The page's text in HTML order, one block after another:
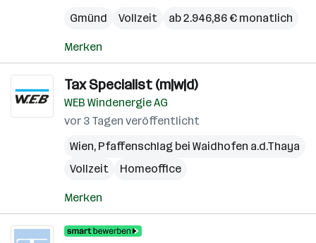
Gmünd
Vollzeit ab 2.946,86 € monatlich
Merken
Tax Specialist (m|w|d)
WEB Windenergie AG
vor 3 Tagen veröffentlicht
Wien, Pfaffenschlag bei Waidhofen a.d.Thaya
Vollzeit
Homeoffice
Merken